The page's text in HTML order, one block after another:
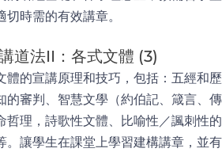
切時需的有效講章。
道法II：各式文體 (3)
體的宣講原理和技巧，包括：五經和歷
的審判、智慧文學（約伯記、箴言、傳
哲理，詩歌性文體、比喻性／諷刺性的
。讓學生在課堂上學習建構講章，並有